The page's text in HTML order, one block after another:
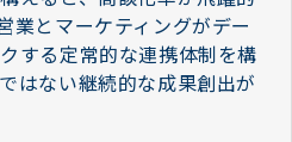
業とマーケティングがデー
する定常的な連携体制を構
はない継続的な成果創出が